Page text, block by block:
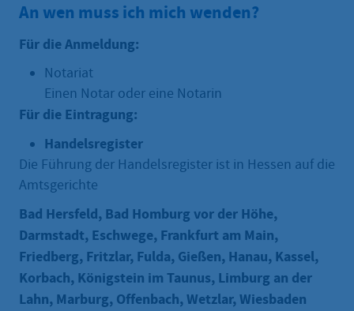
An wen muss ich mich wenden?
Für die Anmeldung:
Notariat
Einen Notar oder eine Notarin
Für die Eintragung:
Handelsregister
Die Führung der Handelsregister ist in Hessen auf die
Amtsgerichte
Bad Hersfeld, Bad Homburg vor der Höhe,
Darmstadt, Eschwege, Frankfurt am Main,
Friedberg, Fritzlar, Fulda, Gießen, Hanau, Kassel,
Korbach, Königstein im Taunus, Limburg an der
Lahn, Marburg, Offenbach, Wetzlar, Wiesbaden